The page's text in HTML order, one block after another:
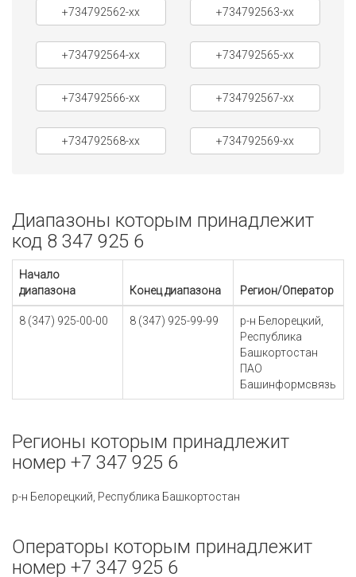
+734792562-xx +734792563-xx
+734792564-xx +734792565-xx
+734792566-xx +734792567-xx
+734792568-xx +734792569-xx
Диапазоны которым принадлежит
код 8 347 925 6
Начало
диапазона
Конец диапазона Регион/Оператор
8 (347) 925-00-00 8 (347) 925-99-99
р-н Белорецкий,
Республика
Башкортостан
ПАО
Башинформсвязь
Регионы которым принадлежит
номер +7 347 925 6
р-н Белорецкий, Республика Башкортостан
Операторы которым принадлежит
номер +7 347 925 6